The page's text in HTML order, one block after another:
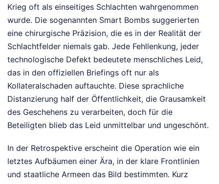
Krieg oft als einseitiges Schlachten wahrgenommen
wurde. Die sogenannten Smart Bombs suggerierten
eine chirurgische Präzision, die es in der Realität der
Schlachtfelder niemals gab. Jede Fehllenkung, jeder
technologische Defekt bedeutete menschliches Leid,
das in den offiziellen Briefings oft nur als
Kollateralschaden auftauchte. Diese sprachliche
Distanzierung half der Öffentlichkeit, die Grausamkeit
des Geschehens zu verarbeiten, doch für die
Beteiligten blieb das Leid unmittelbar und ungeschönt.
In der Retrospektive erscheint die Operation wie ein
letztes Aufbäumen einer Ära, in der klare Frontlinien
und staatliche Armeen das Bild bestimmten. Kurz